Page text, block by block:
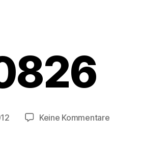
Keine Kommentarezu